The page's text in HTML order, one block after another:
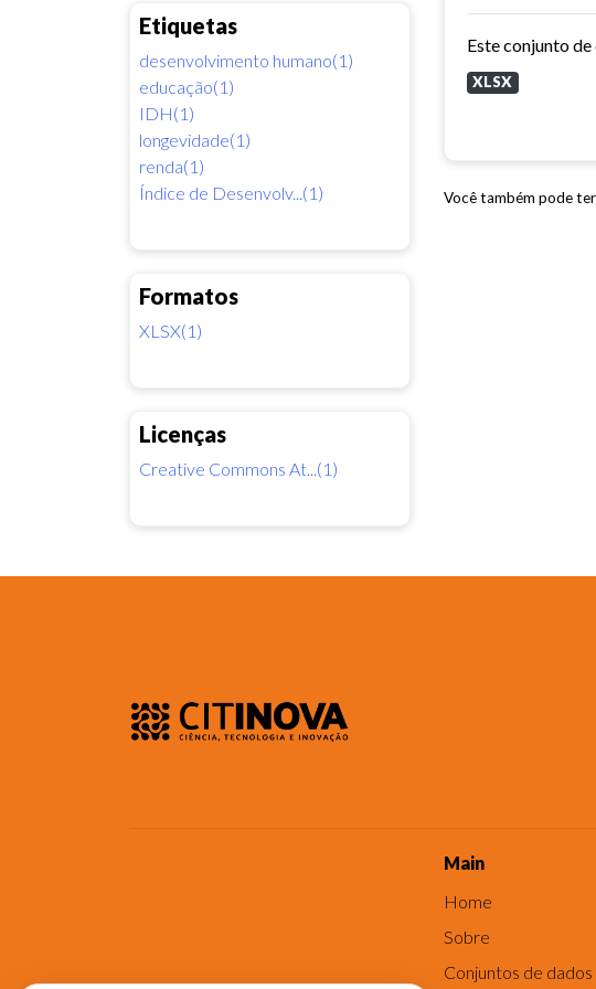
Etiquetas
desenvolvimento humano(1)
educação(1)
IDH(1)
longevidade(1)
renda(1)
Índice de Desenvolv...(1)
Formatos
XLSX(1)
Licenças
Creative Commons At...(1)
XLSX
Você também pode
Main
Home
Sobre
Conjuntos de dados